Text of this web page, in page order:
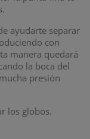
ayudarte separar
con
manera quedará
la boca del
presión
los globos.